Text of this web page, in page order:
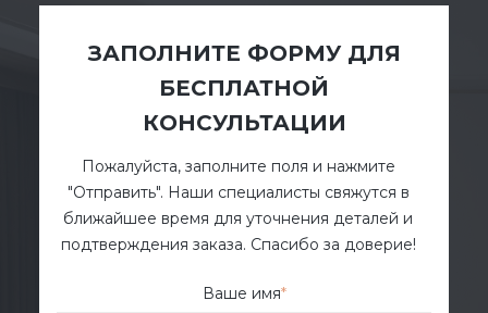
ЗАПОЛНИТЕ ФОРМУ ДЛЯ
БЕСПЛАТНОЙ
КОНСУЛЬТАЦИИ
Пожалуйста, заполните поля и нажмите
"Отправить". Наши специалисты свяжутся в
ближайшее время для уточнения деталей и
подтверждения заказа. Спасибо за доверие!
Ваше имя*